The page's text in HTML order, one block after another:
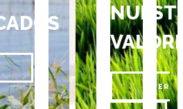
LEER